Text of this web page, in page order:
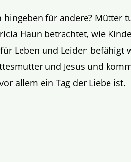
hingeben für andere? Mütter
Haun betrachtet, wie
Leben und Leiden befähigt
und Jesus und
allem ein Tag der Liebe ist.